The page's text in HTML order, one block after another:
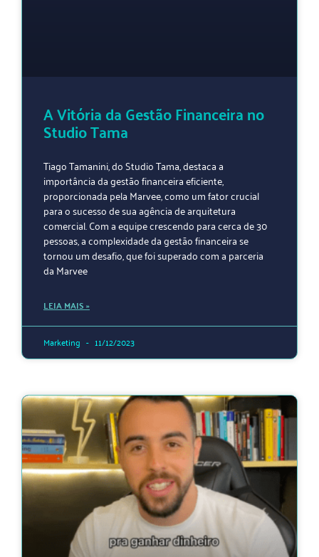
A Vitória da Gestão Financeira no
Studio Tama
Tiago Tamanini, do Studio Tama, destaca a
importância da gestão financeira eficiente,
proporcionada pela Marvee, como um fator crucial
para o sucesso de sua agência de arquitetura
comercial. Com a equipe crescendo para cerca de 30
pessoas, a complexidade da gestão financeira se
tornou um desafio, que foi superado com a parceria
da Marvee
LEIA MAIS »
Marketing 11/12/2023